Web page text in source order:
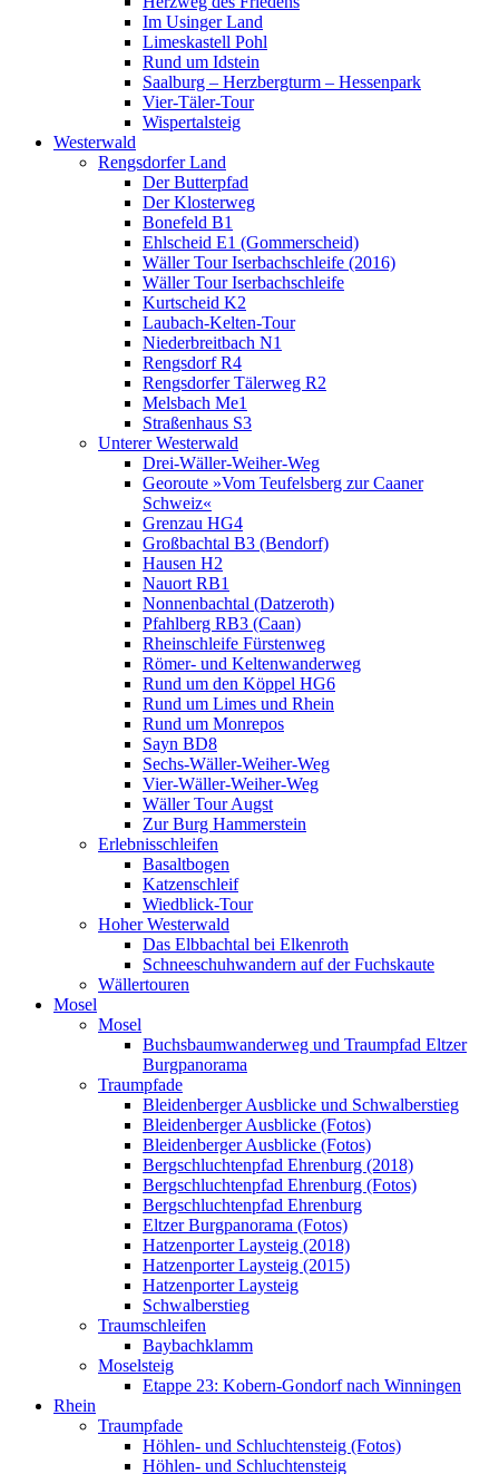
Im Usinger Land
Limeskastell Pohl
Rund um Idstein
Saalburg – Herzbergturm – Hessenpark
Vier-Täler-Tour
Wispertalsteig
Westerwald
Rengsdorfer Land
Der Butterpfad
Der Klosterweg
Bonefeld B1
Ehlscheid E1 (Gommerscheid)
Wäller Tour Iserbachschleife (2016)
Wäller Tour Iserbachschleife
Kurtscheid K2
Laubach-Kelten-Tour
Niederbreitbach N1
Rengsdorf R4
Rengsdorfer Tälerweg R2
Melsbach Me1
Straßenhaus S3
Unterer Westerwald
Drei-Wäller-Weiher-Weg
Georoute »Vom Teufelsberg zur Caaner
Schweiz«
Grenzau HG4
Großbachtal B3 (Bendorf)
Hausen H2
Nauort RB1
Nonnenbachtal (Datzeroth)
Pfahlberg RB3 (Caan)
Rheinschleife Fürstenweg
Römer- und Keltenwanderweg
Rund um den Köppel HG6
Rund um Limes und Rhein
Rund um Monrepos
Sayn BD8
Sechs-Wäller-Weiher-Weg
Vier-Wäller-Weiher-Weg
Wäller Tour Augst
Zur Burg Hammerstein
Erlebnisschleifen
Basaltbogen
Katzenschleif
Wiedblick-Tour
Hoher Westerwald
Das Elbbachtal bei Elkenroth
Schneeschuhwandern auf der Fuchskaute
Wällertouren
Mosel
Mosel
Buchsbaumwanderweg und Traumpfad Eltzer
Burgpanorama
Traumpfade
Bleidenberger Ausblicke und Schwalberstieg
Bleidenberger Ausblicke (Fotos)
Bleidenberger Ausblicke (Fotos)
Bergschluchtenpfad Ehrenburg (2018)
Bergschluchtenpfad Ehrenburg (Fotos)
Bergschluchtenpfad Ehrenburg
Eltzer Burgpanorama (Fotos)
Hatzenporter Laysteig (2018)
Hatzenporter Laysteig (2015)
Hatzenporter Laysteig
Schwalberstieg
Traumschleifen
Baybachklamm
Moselsteig
Etappe 23: Kobern-Gondorf nach Winningen
Rhein
Traumpfade
Höhlen- und Schluchtensteig (Fotos)
Höhlen- und Schluchtensteig